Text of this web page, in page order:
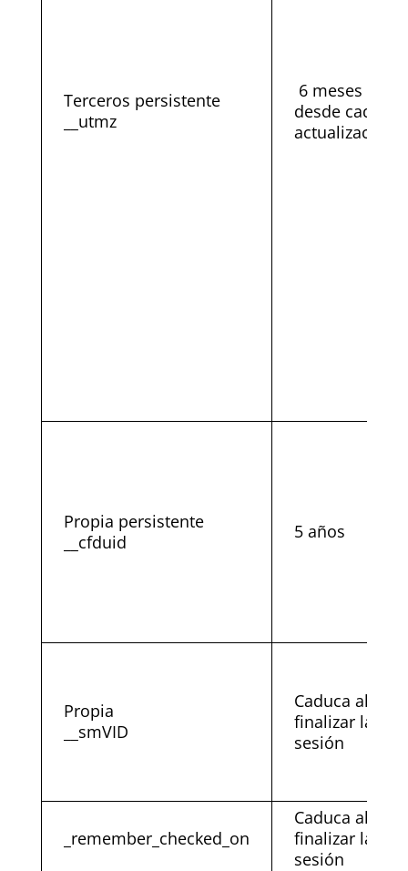
Terceros persistente
__utmz
6 meses
desde cada
actualización
Propia persistente
__cfduid
5 años
Propia
__smVID
Caduca al
finalizar la
sesión
_remember_checked_on
Caduca al
finalizar la
sesión